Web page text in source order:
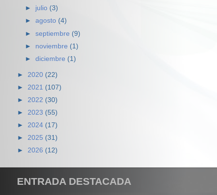
► julio (3)
►agosto (4)
►septiembre (9)
► noviembre (1)
►diciembre (1)
► 2020 (22)
► 2021 (107)
► 2022 (30)
► 2023 (55)
► 2024 (17)
► 2025 (31)
► 2026 (12)
ENTRADA DESTACADA